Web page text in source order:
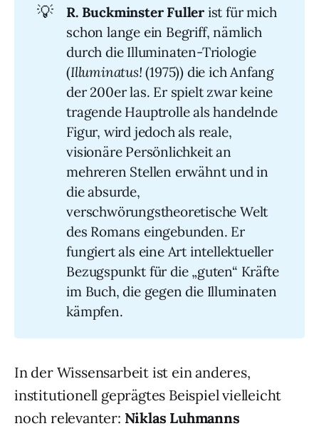
💡 R. Buckminster Fuller ist für mich
schon lange ein Begriff, nämlich
durch die Illuminaten-Triologie
(Illuminatus! (1975)) die ich Anfang
der 200er las. Er spielt zwar keine
tragende Hauptrolle als handelnde
Figur, wird jedoch als reale,
visionäre Persönlichkeit an
mehreren Stellen erwähnt und in
die absurde,
verschwörungstheoretische Welt
des Romans eingebunden. Er
fungiert als eine Art intellektueller
Bezugspunkt für die „guten“ Kräfte
im Buch, die gegen die Illuminaten
kämpfen.
In der Wissensarbeit ist ein anderes,
institutionell geprägtes Beispiel vielleicht
noch relevanter: Niklas Luhmanns